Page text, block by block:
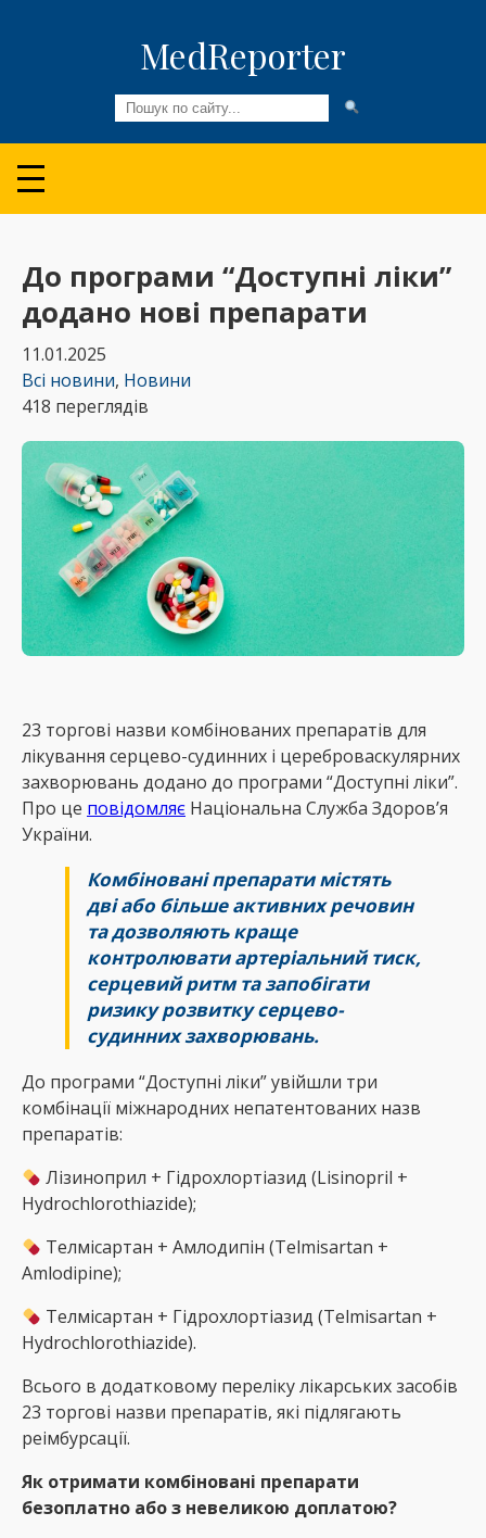
MedReporter
Всі новини
Огляди та Аналітика
Медспільнота
Колонки
Відео
Пацієнтам
До програми “Доступні ліки”
додано нові препарати
11.01.2025
Всі новини, Новини
418 переглядів
23 торгові назви комбінованих препаратів для
лікування серцево-судинних і цереброваскулярних
захворювань додано до програми “Доступні ліки”.
Про це повідомляє Національна Служба Здоровʼя
України.
Комбіновані препарати містять
дві або більше активних речовин
та дозволяють краще
контролювати артеріальний тиск,
серцевий ритм та запобігати
ризику розвитку серцево-
судинних захворювань.
До програми “Доступні ліки” увійшли три
комбінації міжнародних непатентованих назв
препаратів:
Лізиноприл + Гідрохлортіазид (Lisinopril +
Hydrochlorothiazide);
Телмісартан + Амлодипін (Telmisartan +
Amlodipine);
Телмісартан + Гідрохлортіазид (Telmisartan +
Hydrochlorothiazide).
Всього в додатковому переліку лікарських засобів
23 торгові назви препаратів, які підлягають
реімбурсації.
Як отримати комбіновані препарати
безоплатно або з невеликою доплатою?